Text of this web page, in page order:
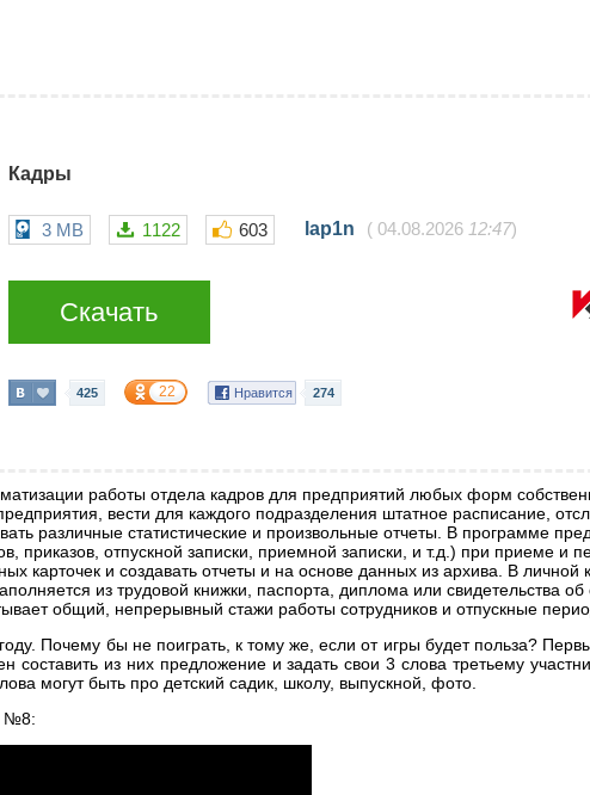
Кадры
3 MB 1122 603 lap1n ( 04.08.2026 12:47)
Скачать
425 22 Нравится 274
работы отдела кадров для предприятий любых форм
вести для каждого подразделения штатное расписание,
различные статистические и произвольные отчеты. В программе
приказов, отпускной записки, приемной записки, и т.д.) при приеме и
карточек и создавать отчеты и на основе данных из архива. В личной
из трудовой книжки, паспорта, диплома или свидетельства об
общий, непрерывный стажи работы сотрудников и отпускные
Почему бы не поиграть, к тому же, если от игры будет польза?
составить из них предложение и задать свои 3 слова третьему
могут быть про детский садик, школу, выпускной, фото.
№8: